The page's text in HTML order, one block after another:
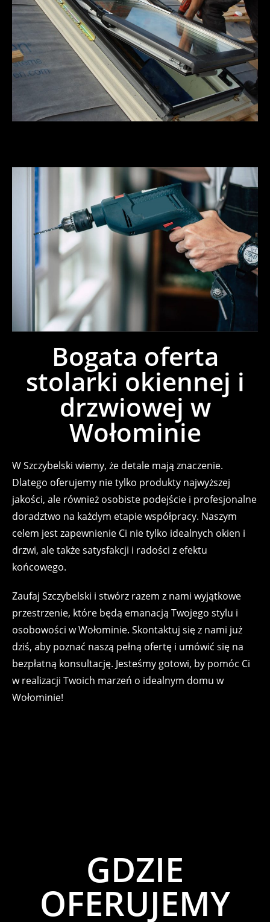
Bogata oferta
stolarki okiennej i
drzwiowej w
Wołominie
W Szczybelski wiemy, że detale mają znaczenie.
Dlatego oferujemy nie tylko produkty najwyższej
jakości, ale również osobiste podejście i profesjonalne
doradztwo na każdym etapie współpracy. Naszym
celem jest zapewnienie Ci nie tylko idealnych okien i
drzwi, ale także satysfakcji i radości z efektu
końcowego.
Zaufaj Szczybelski i stwórz razem z nami wyjątkowe
przestrzenie, które będą emanacją Twojego stylu i
osobowości w Wołominie. Skontaktuj się z nami już
dziś, aby poznać naszą pełną ofertę i umówić się na
bezpłatną konsultację. Jesteśmy gotowi, by pomóc Ci
w realizacji Twoich marzeń o idealnym domu w
Wołominie!
GDZIE
OFERUJEMY